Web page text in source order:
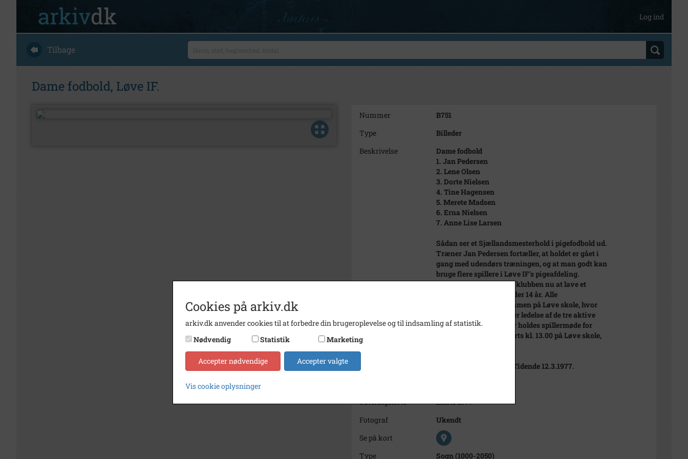
Log ind
Tilbage
Dame fodbold, Løve IF.
Nummer
B751
Type
Billeder
Beskrivelse
Dame fodbold
1. Jan Pedersen
2. Lene Olsen
3. Dorte Nielsen
4. Tine Hagensen
5. Merete Madsen
6. Erna Nielsen
7. Anne Lise Larsen
Sådan ser et Sjællandsmesterhold i pigefodbold ud.
Træner Jan Pedersen fortæller, at holdet er gået i
gang med udendørs træningen, og at man godt kan
bruge flere spillere i Løve IF's pigeafdeling.
Som noget nyt forsøger klubben nu at lave et
pigehold for spillere under 14 år. Alle
interesserede er velkommen på Løve skole, hvor
træningen foregår under ledelse af de tre aktive
Tina, Bente og Gitte. Der holdes spillermøde for
de små piger den 20 marts kl. 13.00 på Løve skole,
Dette bragte Sjællands Tidende 12.3.1977.
Dateringsnote
marts 1977
Fotograf
Ukendt
Se på kort
Type
Sogn (1000-2050)
Cookies på arkiv.dk
arkiv.dk anvender cookies til at forbedre din brugeroplevelse og til indsamling af statistik.
Nødvendig
Statistik Marketing
Accepter nødvendige Accepter valgte
Vis cookie oplysninger